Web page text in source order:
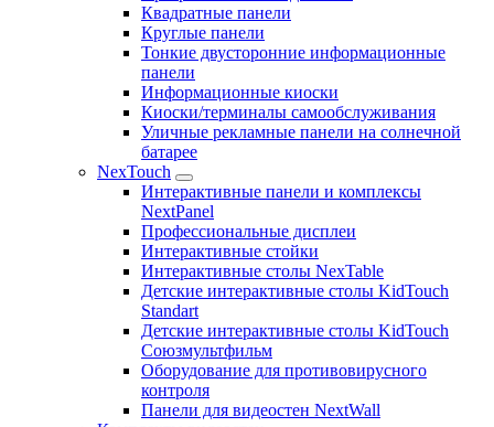
Квадратные панели
Круглые панели
Тонкие двусторонние информационные
панели
Информационные киоски
Киоски/терминалы самообслуживания
Уличные рекламные панели на солнечной
батарее
NexTouch
Интерактивные панели и комплексы
NextPanel
Профессиональные дисплеи
Интерактивные стойки
Интерактивные столы NexTable
Детские интерактивные столы KidTouch
Standart
Детские интерактивные столы KidTouch
Союзмультфильм
Оборудование для противовирусного
контроля
Панели для видеостен NextWall